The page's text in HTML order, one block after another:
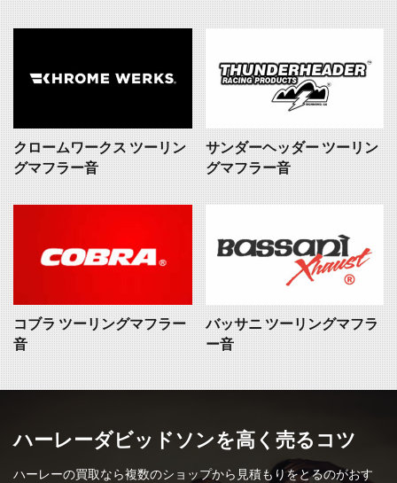
クロームワークス ツーリン
グマフラー音
サンダーヘッダー ツーリン
グマフラー音
コブラ ツーリングマフラー
音
バッサニ ツーリングマフラ
ー音
ハーレーダビッドソンを高く売るコツ
ハーレーの買取なら複数のショップから見積もりをとるのがおす